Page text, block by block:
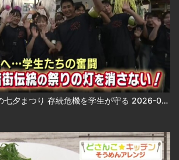
道東now #5〜伝統の七夕まつり 存続危機を学生が守る 2026-08-04